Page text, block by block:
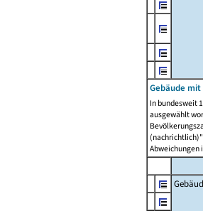
Gebäude
In bundesweit
ausgewählt
Abweichungen